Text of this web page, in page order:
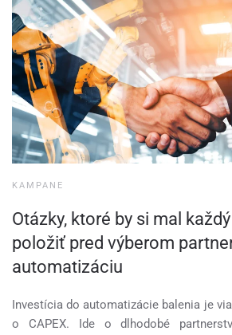
KAMPANE
Otázky, ktoré by si mal
položiť pred výberom
automatizáciu
Investícia do automatizácie balenia je
o CAPEX. Ide o dlhodobé